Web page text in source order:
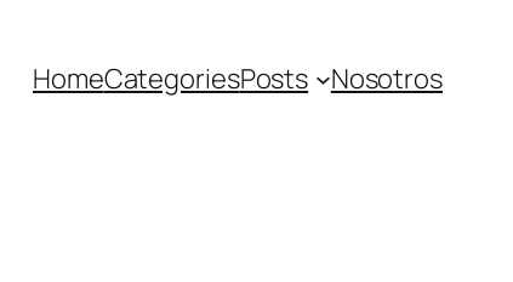
HomeCategoriesPosts Nosotros